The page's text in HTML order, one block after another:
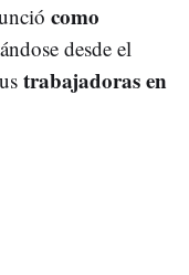
como
desde el
trabajadoras en